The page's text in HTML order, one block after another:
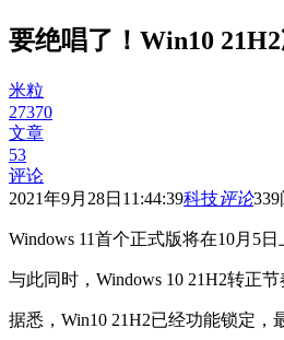
要绝唱了！Win10
米粒
27370
文章
53
评论
2021年9月28日11:44:39科技评论339
Windows 11首个正式版将在10月5
与此同时，Windows 10 21H2转正
据悉，Win10 21H2已经功能锁定，